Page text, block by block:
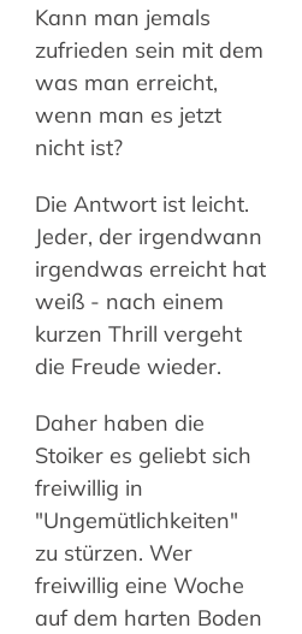
Kann man jemals
zufrieden sein mit dem
was man erreicht,
wenn man es jetzt
nicht ist?
Die Antwort ist leicht.
Jeder, der irgendwann
irgendwas erreicht hat
weiß - nach einem
kurzen Thrill vergeht
die Freude wieder.
Daher haben die
Stoiker es geliebt sich
freiwillig in
"Ungemütlichkeiten"
zu stürzen. Wer
freiwillig eine Woche
auf dem harten Boden